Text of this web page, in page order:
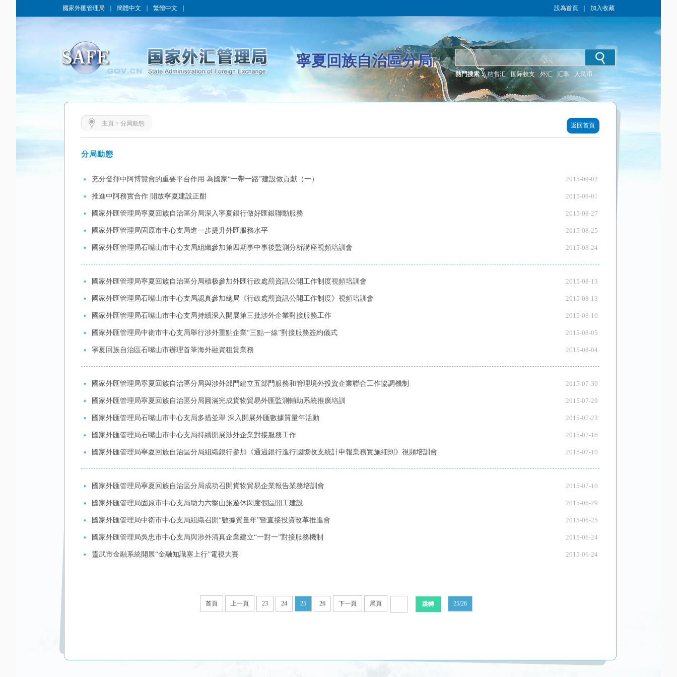
國家外匯管理局 簡體中文 繁體中文 設為首頁 加入收藏
寧夏回族自治區分局
熱門搜索： 结售汇 国际收支 外汇 汇率 人民币
主頁 > 分局動態 返回首頁
分局動態
充分發揮中阿博覽會的重要平台作用 為國家“一帶一路”建設做貢獻（一） 2015-09-02
推進中阿務實合作 開放寧夏建設正酣 2015-09-01
國家外匯管理局寧夏回族自治區分局深入寧夏銀行做好匯銀聯動服務 2015-08-27
國家外匯管理局固原市中心支局進一步提升外匯服務水平 2015-08-25
國家外匯管理局石嘴山市中心支局組織參加第四期事中事後監測分析講座視頻培訓會 2015-08-24
國家外匯管理局寧夏回族自治區分局積极參加外匯行政處罰資訊公開工作制度視頻培訓會 2015-08-13
國家外匯管理局石嘴山市中心支局認真參加總局《行政處罰資訊公開工作制度》視頻培訓會 2015-08-13
國家外匯管理局石嘴山市中心支局持續深入開展第三批涉外企業對接服務工作 2015-08-10
國家外匯管理局中衛市中心支局舉行涉外重點企業“三點一線”對接服務簽約儀式 2015-08-05
寧夏回族自治區石嘴山市辦理首筆海外融資租賃業務 2015-08-04
國家外匯管理局寧夏回族自治區分局與涉外部門建立五部門服務和管理境外投資企業聯合工作協調機制 2015-07-30
國家外匯管理局寧夏回族自治區分局圓滿完成貨物貿易外匯監測輔助系統推廣培訓 2015-07-29
國家外匯管理局石嘴山市中心支局多措並舉 深入開展外匯數據質量年活動 2015-07-23
國家外匯管理局石嘴山市中心支局持續開展涉外企業對接服務工作 2015-07-16
國家外匯管理局寧夏回族自治區分局組織銀行參加《通過銀行進行國際收支統計申報業務實施細則》視頻培訓會 2015-07-10
國家外匯管理局寧夏回族自治區分局成功召開貨物貿易企業報告業務培訓會 2015-07-10
國家外匯管理局固原市中心支局助力六盤山旅遊休閑度假區開工建設 2015-06-29
國家外匯管理局中衛市中心支局組織召開“數據質量年”暨直接投資改革推進會 2015-06-25
國家外匯管理局吳忠市中心支局與涉外清真企業建立“一對一”對接服務機制 2015-06-24
靈武市金融系統開展“金融知識塞上行”電視大賽 2015-06-24
首頁 上一頁 23 24 25 26 下一頁 尾頁 25/26